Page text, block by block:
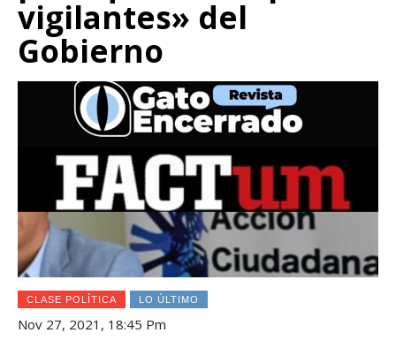
vigilantes» del
Gobierno
CLASE POLÍTICA LO ÚLTIMO
Nov 27, 2021, 18:45 Pm